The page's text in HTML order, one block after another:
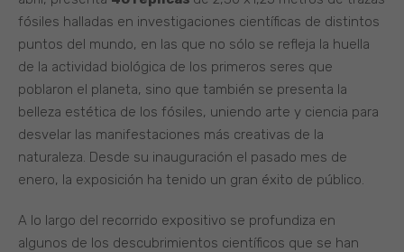
fósiles halladas en investigaciones científicas de distintos
puntos del mundo, en las que no sólo se refleja la huella
de la actividad biológica de los primeros seres que
poblaron el planeta, sino que también se presenta la
belleza estética de los fósiles, uniendo arte y ciencia para
desvelar las manifestaciones más creativas de la
naturaleza. Desde su inauguración el pasado mes de
enero, la exposición ha tenido un gran éxito de público.
A lo largo del recorrido expositivo se profundiza en
algunos de los descubrimientos científicos que se han